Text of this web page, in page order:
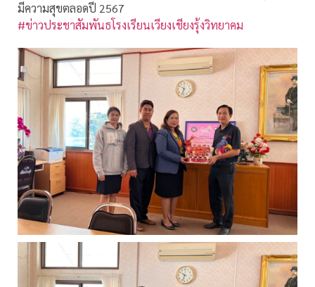
มีความสุขตลอดปี 2567
#ข่าวประชาสัมพันธโรงเรียนเวียงเชียงรุ้งวิทยาคม